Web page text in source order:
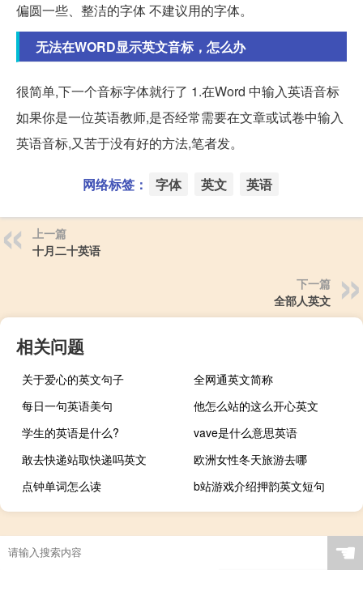
偏圆一些、整洁的字体 不建议用的字体。
无法在WORD显示英文音标，怎么办
很简单,下一个音标字体就行了 1.在Word 中输入英语音标
如果你是一位英语教师,是否经常需要在文章或试卷中输入
英语音标,又苦于没有好的方法,笔者发。
网络标签： 字体 英文 英语
上一篇
十月二十英语
下一篇
全部人英文
相关问题
关于爱心的英文句子
全网通英文简称
每日一句英语美句
他怎么站的这么开心英文
学生的英语是什么?
vave是什么意思英语
敢去快递站取快递吗英文
欧洲女性冬天旅游去哪
点钟单词怎么读
b站游戏介绍押韵英文短句
☚